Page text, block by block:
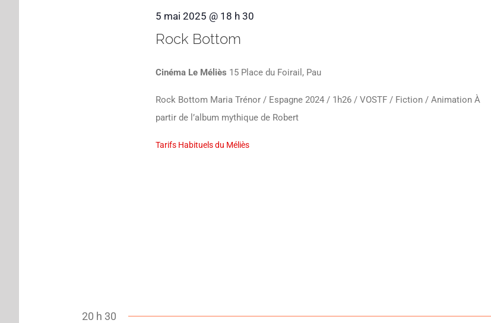
5 mai 2025 @ 18 h 30
Rock Bottom
Cinéma Le Méliès 15 Place du Foirail, Pau
Rock Bottom Maria Trénor / Espagne 2024 / 1h26 / VOSTF / Fiction / Animation À
partir de l’album mythique de Robert
Tarifs Habituels du Méliès
20 h 30